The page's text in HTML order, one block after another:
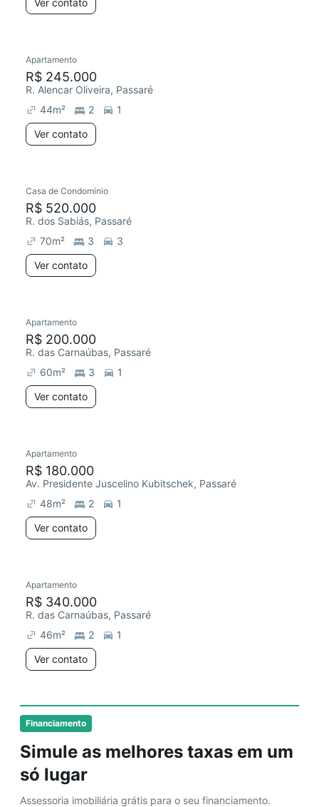
Financiamento
Simule as melhores taxas em um
só lugar
Assessoria imobiliária grátis para o seu financiamento.
Ver contato
Apartamento
R$ 245.000
R. Alencar Oliveira, Passaré
44m² 2
1
Ver contato
Casa de Condomínio
R$ 520.000
R. dos Sabiás, Passaré
70m² 3
3
Ver contato
Apartamento
R$ 200.000
R. das Carnaúbas, Passaré
60m² 3
1
Ver contato
Apartamento
R$ 180.000
Av. Presidente Juscelino Kubitschek, Passaré
48m² 2
1
Ver contato
Apartamento
R$ 340.000
R. das Carnaúbas, Passaré
46m² 2
1
Ver contato